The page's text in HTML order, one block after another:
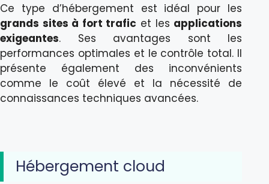
Ce type d’hébergement est idéal pour les
grands sites à fort trafic et les applications
exigeantes. Ses avantages sont les
performances optimales et le contrôle total. Il
présente également des inconvénients
comme le coût élevé et la nécessité de
connaissances techniques avancées.
Hébergement cloud